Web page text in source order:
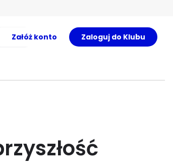
Załóż konto Zaloguj do Klubu